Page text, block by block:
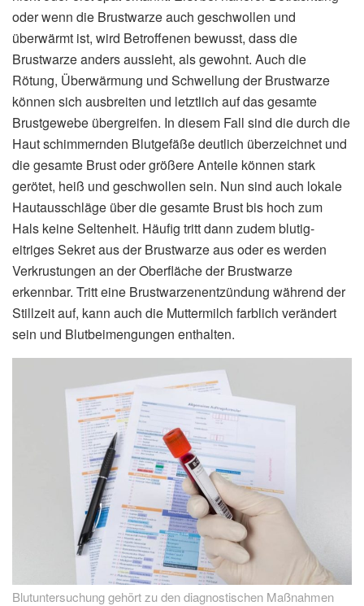
oder wenn die Brustwarze auch geschwollen und
überwärmt ist, wird Betroffenen bewusst, dass die
Brustwarze anders aussieht, als gewohnt. Auch die
Rötung, Überwärmung und Schwellung der Brustwarze
können sich ausbreiten und letztlich auf das gesamte
Brustgewebe übergreifen. In diesem Fall sind die durch die
Haut schimmernden Blutgefäße deutlich überzeichnet und
die gesamte Brust oder größere Anteile können stark
gerötet, heiß und geschwollen sein. Nun sind auch lokale
Hautausschläge über die gesamte Brust bis hoch zum
Hals keine Seltenheit. Häufig tritt dann zudem blutig-
eitriges Sekret aus der Brustwarze aus oder es werden
Verkrustungen an der Oberfläche der Brustwarze
erkennbar. Tritt eine Brustwarzenentzündung während der
Stillzeit auf, kann auch die Muttermilch farblich verändert
sein und Blutbeimengungen enthalten.
Blutuntersuchung gehört zu den diagnostischen Maßnahmen